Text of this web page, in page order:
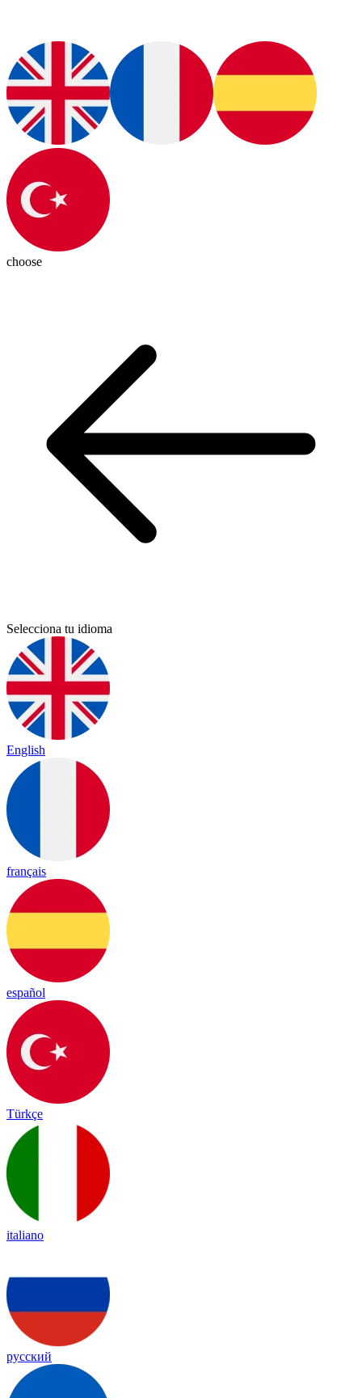
choose
Selecciona tu idioma
English
français
español
Türkçe
italiano
русский